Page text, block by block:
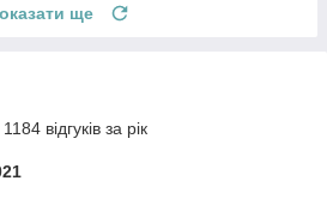
ще
відгуків за рік